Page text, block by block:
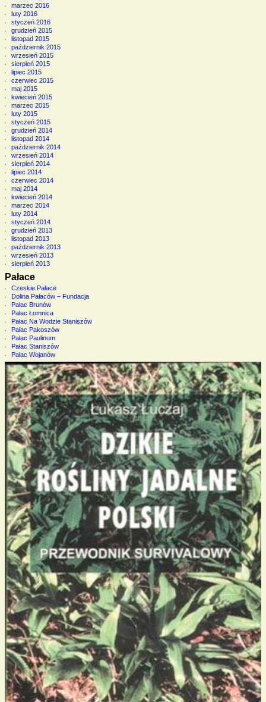
marzec 2016
luty 2016
styczeń 2016
grudzień 2015
listopad 2015
październik 2015
wrzesień 2015
sierpień 2015
lipiec 2015
czerwiec 2015
maj 2015
kwiecień 2015
marzec 2015
luty 2015
styczeń 2015
grudzień 2014
listopad 2014
październik 2014
wrzesień 2014
sierpień 2014
lipiec 2014
czerwiec 2014
maj 2014
kwiecień 2014
marzec 2014
luty 2014
styczeń 2014
grudzień 2013
listopad 2013
październik 2013
wrzesień 2013
sierpień 2013
Pałace
Czeskie Pałace
Dolina Pałaców – Fundacja
Pałac Brunów
Pałac Łomnica
Pałac Na Wodzie Staniszów
Pałac Pakoszów
Pałac Paulinum
Pałac Staniszów
Pałac Wojanów